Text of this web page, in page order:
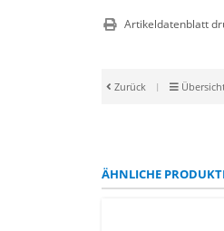
Artikeldatenblatt
Zurück |
ÄHNLICHE